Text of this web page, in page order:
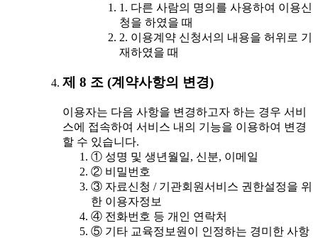
1. 다른 사람의 명의를 사용하여 이용신
청을 하였을 때
2. 이용계약 신청서의 내용을 허위로 기
재하였을 때
제 8 조 (계약사항의 변경)
이용자는 다음 사항을 변경하고자 하는 경우 서비
스에 접속하여 서비스 내의 기능을 이용하여 변경
할 수 있습니다.
① 성명 및 생년월일, 신분, 이메일
② 비밀번호
③ 자료신청 / 기관회원서비스 권한설정을 위
한 이용자정보
④ 전화번호 등 개인 연락처
⑤ 기타 교육정보원이 인정하는 경미한 사항